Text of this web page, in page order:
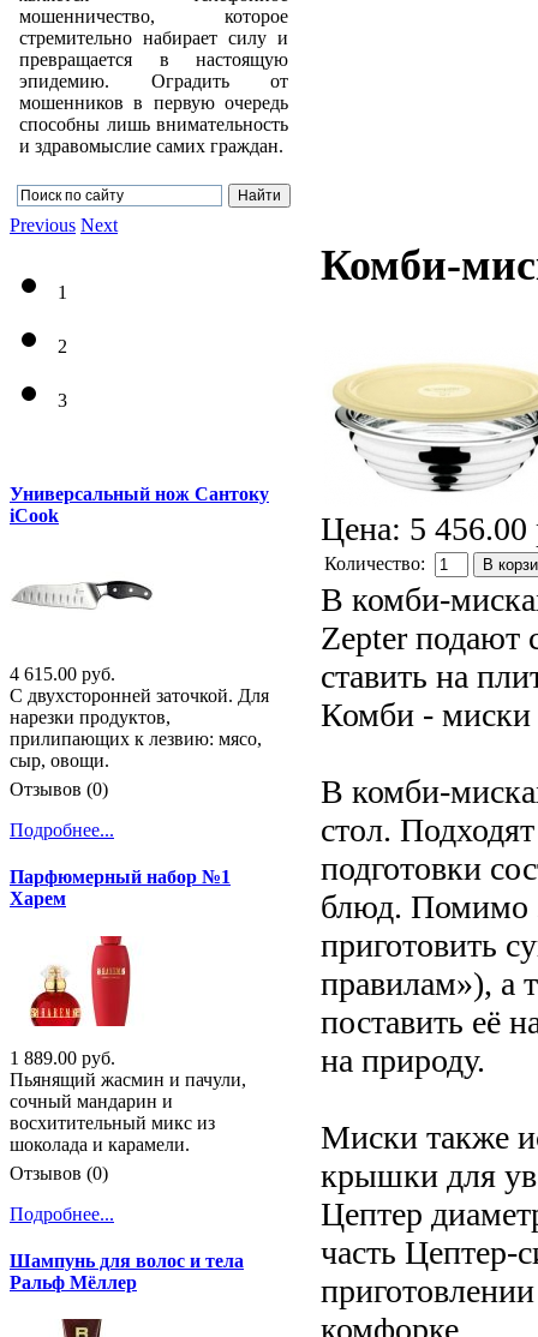
мошенничество, которое
стремительно набирает силу и
превращается в настоящую
эпидемию. Оградить от
мошенников в первую очередь
способны лишь внимательность
и здравомыслие самих граждан.
Комби-
Цена: 5 456.00
Количество: В
В комби-
Zepter подают
ставить на
Комби - миски
В комби-
стол.
подготовки
блюд. Помимо
приготовить
правилам»), а
поставить её
на природу.
Миски также
крышки для
Цептер
часть Цептер-
комфорке.
Previous Next
1
2
3
Универсальный нож Сантоку
iCook
4 615.00 руб.
С двухсторонней заточкой. Для
нарезки продуктов,
прилипающих к лезвию: мясо,
сыр, овощи.
Отзывов (0)
Подробнее...
Парфюмерный набор №1
Харем
1 889.00 руб.
Пьянящий жасмин и пачули,
сочный мандарин и
восхитительный микс из
шоколада и карамели.
Отзывов (0)
Подробнее...
Шампунь для волос и тела
Ральф Мёллер